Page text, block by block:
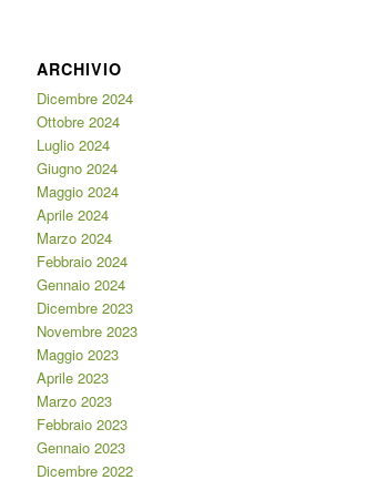
ARCHIVIO
Dicembre 2024
Ottobre 2024
Luglio 2024
Giugno 2024
Maggio 2024
Aprile 2024
Marzo 2024
Febbraio 2024
Gennaio 2024
Dicembre 2023
Novembre 2023
Maggio 2023
Aprile 2023
Marzo 2023
Febbraio 2023
Gennaio 2023
Dicembre 2022